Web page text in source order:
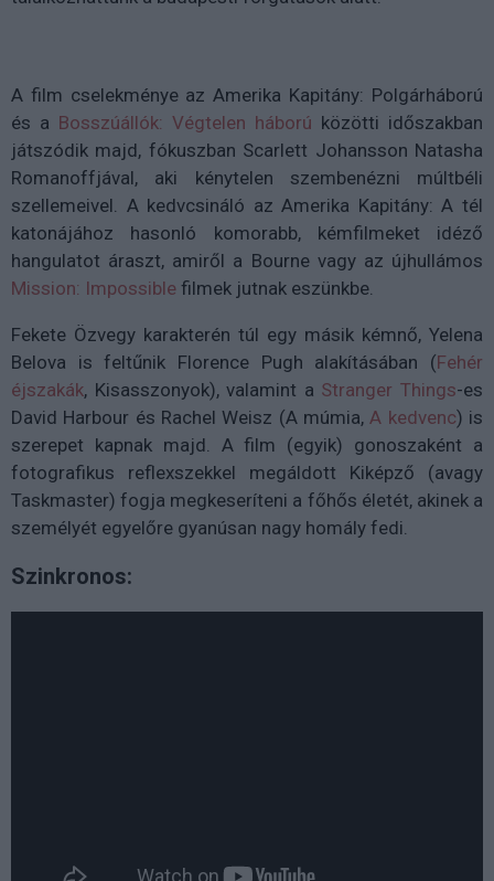
A film cselekménye az Amerika Kapitány: Polgárháború
és a Bosszúállók: Végtelen háború közötti időszakban
játszódik majd, fókuszban Scarlett Johansson Natasha
Romanoffjával, aki kénytelen szembenézni múltbéli
szellemeivel. A kedvcsináló az Amerika Kapitány: A tél
katonájához hasonló komorabb, kémfilmeket idéző
hangulatot áraszt, amiről a Bourne vagy az újhullámos
Mission: Impossible filmek jutnak eszünkbe.
Fekete Özvegy karakterén túl egy másik kémnő, Yelena
Belova is feltűnik Florence Pugh alakításában (Fehér
éjszakák, Kisasszonyok), valamint a Stranger Things-es
David Harbour és Rachel Weisz (A múmia,A kedvenc) is
szerepet kapnak majd. A film (egyik) gonoszaként a
fotografikus reflexszekkel megáldott Kiképző (avagy
Taskmaster) fogja megkeseríteni a főhős életét, akinek a
személyét egyelőre gyanúsan nagy homály fedi.
Szinkronos: